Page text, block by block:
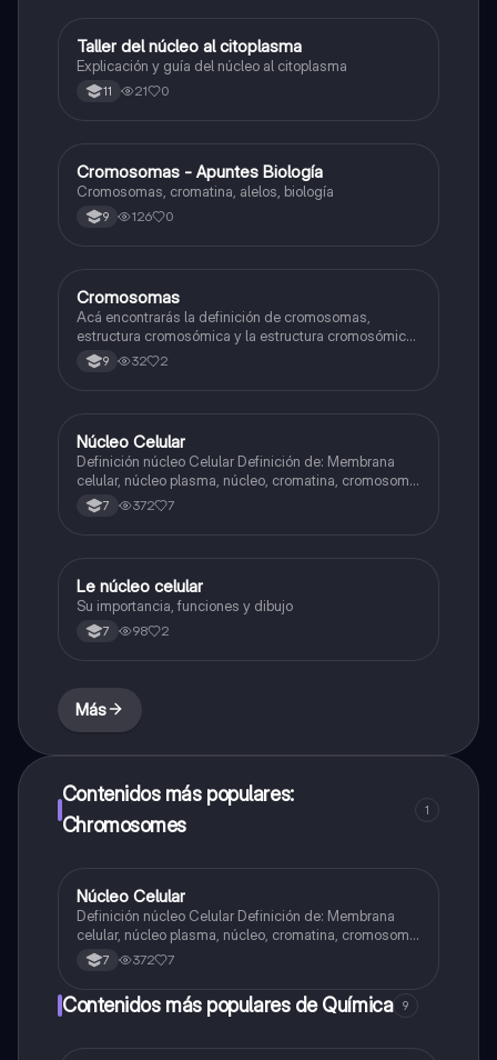
Biologia
Taller del núcleo al citoplasma
Explicación y guía del núcleo al citoplasma
11 21 0
Biologia
Cromosomas - Apuntes Biología
Cromosomas, cromatina, alelos, biología
9 126 0
Biologia
Cromosomas
Acá encontrarás la definición de cromosomas,
estructura cromosómica y la estructura cromosómica
genética
9 32 2
Biologia
Núcleo Celular
Definición núcleo Celular Definición de: Membrana
celular, núcleo plasma, núcleo, cromatina, cromosoma
Interfase Fases de la interfase
7 372 7
Biologia
Le núcleo celular
Su importancia, funciones y dibujo
7 98 2
Más
Contenidos más populares:
Chromosomes
1
Biologia
Núcleo Celular
Definición núcleo Celular Definición de: Membrana
celular, núcleo plasma, núcleo, cromatina, cromosoma
Interfase Fases de la interfase
7 372 7
Contenidos más populares de Química 9